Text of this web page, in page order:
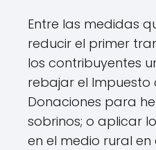
Entre las medidas
reducir el primer
los contribuyentes
rebajar el Impuesto
Donaciones para
sobrinos; o aplicar
en el medio rural